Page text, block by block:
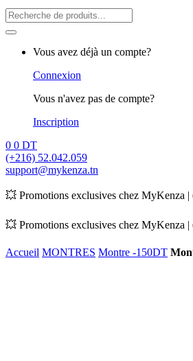
Search
for:
Vous avez déjà un compte?
Connexion
Vous n'avez pas de compte?
Inscription
0 0 DT
(+216) 52.042.059
support@mykenza.tn
💥 Promotions exclusives chez MyKenza
💥 Promotions exclusives chez MyKenza
Accueil MONTRES Montre -150DT